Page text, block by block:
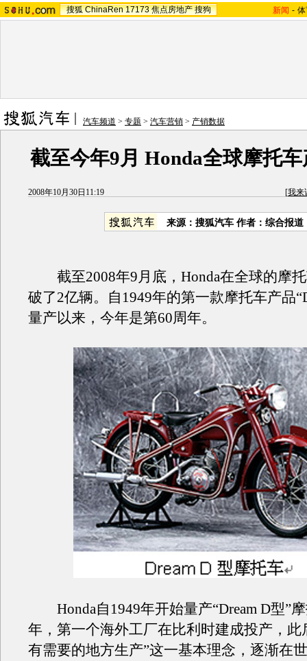
搜狐 ChinaRen 17173 焦点房地产 搜狗 新闻 -
汽车频道 > 专题 > 汽车营销 > 产销数据
截至今年9月 Honda全球摩托
2008年10月30日11:19 [我来
来源：搜狐汽车 作者：综合报道
截至2008年9月底，Honda在全球的摩
破了2亿辆。自1949年的第一款摩托车产品
量产以来，今年是第60周年。
Honda自1949年开始量产“Dream D型”
年，第一个海外工厂在比利时建成投产，此
有需要的地方生产”这一基本理念，逐渐在